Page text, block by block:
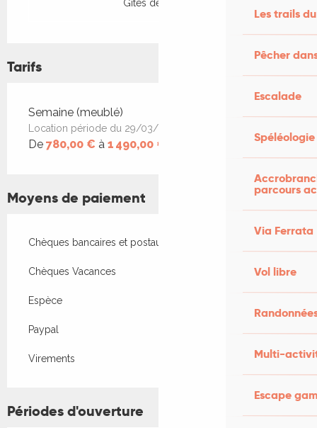
Les trails
Pêcher
Escalade
Spéléologie
parcours
Via Ferrata
Vol libre
Multi-
Escape
Gîtes de France
Tarifs
Tarifs 2026
Semaine (meublé)
Location période du 29/03/2025 au 01/11/2025
De 780,00 € à 1 490,00 €
Moyens de paiement
Chèques bancaires et postaux
Chèques Vacances
Espèce
Paypal
Virements
Périodes d'ouverture